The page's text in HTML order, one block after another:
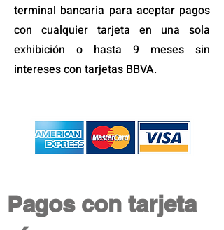
terminal bancaria para aceptar pagos
con cualquier tarjeta en una sola
exhibición o hasta 9 meses sin
intereses con tarjetas BBVA.
Pagos con tarjeta